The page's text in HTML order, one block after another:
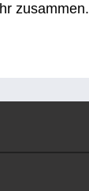
zusammen.